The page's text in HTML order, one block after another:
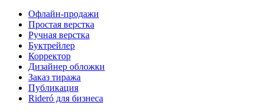
Офлайн-продажи
Простая верстка
Ручная верстка
Буктрейлер
Корректор
Дизайнер обложки
Заказ тиража
Публикация
Rideró для бизнеса